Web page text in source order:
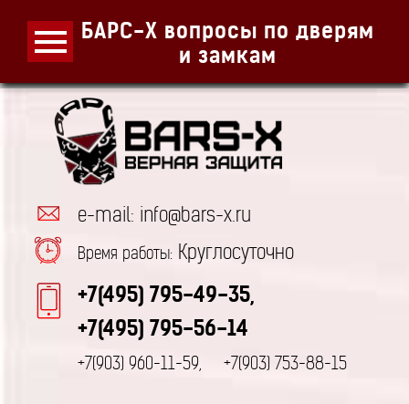
БАРС-Х вопросы по дверям
и замкам
e-mail: info@bars-x.ru
Время работы: Круглосуточно
+7(495) 795-49-35,
+7(495) 795-56-14
+7(903) 960-11-59, +7(903) 753-88-15